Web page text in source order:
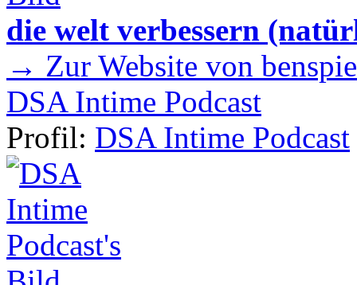
die welt verbessern
→ Zur Website von
DSA Intime Podcast
Profil: DSA Intime Podcast